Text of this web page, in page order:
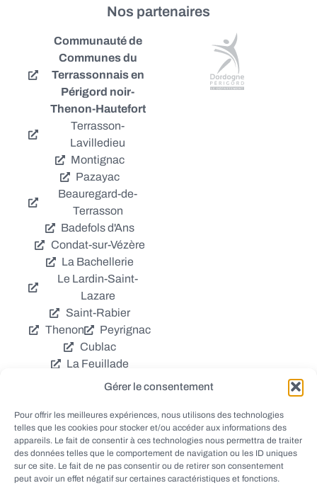
Gérer le consentement
Pour offrir les meilleures expériences, nous utilisons des technologies
telles que les cookies pour stocker et/ou accéder aux informations des
appareils. Le fait de consentir à ces technologies nous permettra de traiter
des données telles que le comportement de navigation ou les ID uniques
sur ce site. Le fait de ne pas consentir ou de retirer son consentement
peut avoir un effet négatif sur certaines caractéristiques et fonctions.
Nos partenaires
Communauté de
Communes du
Terrassonnais en
Périgord noir-
Thenon-Hautefort
Terrasson-
Lavilledieu
Montignac
Pazayac
Beauregard-de-
Terrasson
Badefols d'Ans
Condat-sur-Vézère
La Bachellerie
Le Lardin-Saint-
Lazare
Saint-Rabier
Thenon
Peyrignac
Cublac
La Feuillade
Chavagnac
Coly
Grèzes
Aubas
Villac
Azerat
Ladornac
Tourtoirac